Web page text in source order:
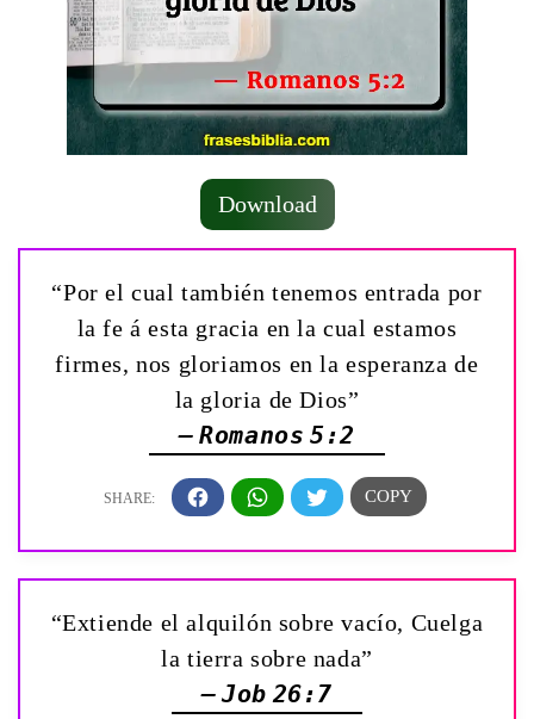
Download
“Por el cual también tenemos entrada por
la fe á esta gracia en la cual estamos
firmes, nos gloriamos en la esperanza de
la gloria de Dios”
— Romanos 5:2
“Extiende el alquilón sobre vacío, Cuelga
la tierra sobre nada”
— Job 26:7